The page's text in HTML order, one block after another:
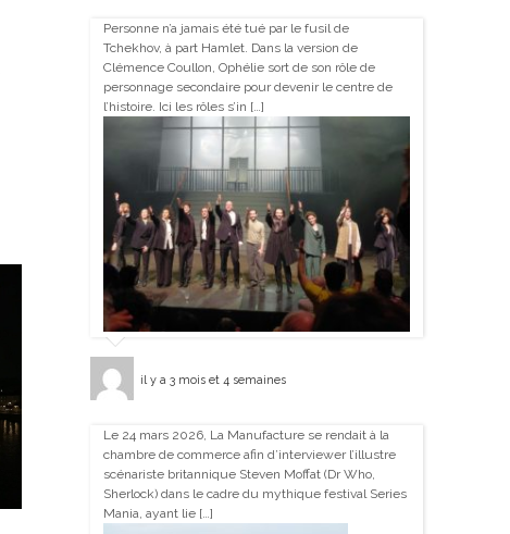
Personne n’a jamais été tué par le fusil de
Tchekhov, à part Hamlet. Dans la version de
Clémence Coullon, Ophélie sort de son rôle de
personnage secondaire pour devenir le centre de
l’histoire. Ici les rôles s’in […]
il y a 3 mois et 4 semaines
Le 24 mars 2026, La Manufacture se rendait à la
chambre de commerce afin d’interviewer l’illustre
scénariste britannique Steven Moffat (Dr Who,
Sherlock) dans le cadre du mythique festival Series
Mania, ayant lie […]